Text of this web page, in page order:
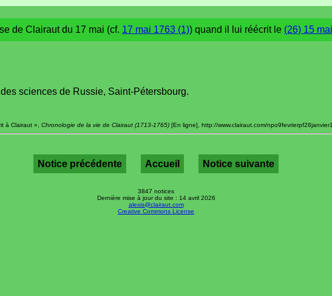
de Clairaut du 17 mai (cf. 17 mai 1763 (1)) quand il lui réécrit le (26) 15
sciences de Russie, Saint-Pétersbourg.
à Clairaut », Chronologie de la vie de Clairaut (1713-1765) [En ligne], http://www.clairaut.com/
Notice précédente Accueil Notice suivante
3847 notices
Dernière mise à jour du site : 14 avril 2026
alexis@clairaut.com
Creative Commons License